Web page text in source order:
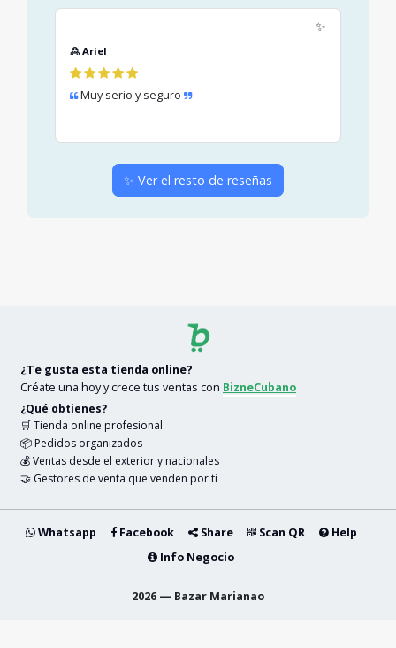
✨
🙎 Ariel
Muy serio y seguro
✨ Ver el resto de reseñas
¿Te gusta esta tienda online?
Créate una hoy y crece tus ventas con BizneCubano
¿Qué obtienes?
🛒 Tienda online profesional
📦 Pedidos organizados
💰 Ventas desde el exterior y nacionales
🤝 Gestores de venta que venden por ti
Whatsapp Facebook Share Scan QR
Help
Info Negocio
2026 — Bazar Marianao